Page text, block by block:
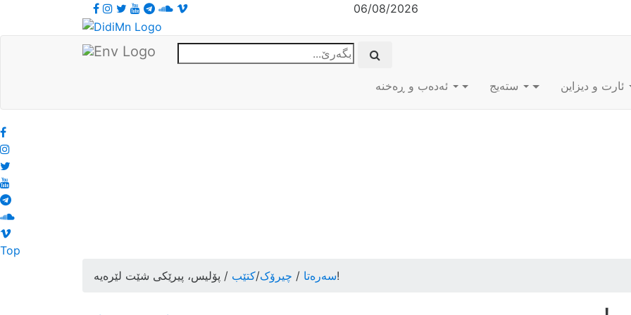
06/08/2026
ئارت و دیزاین
Top
سەرەتا / چیرۆک/کتێب / پۆلیس، پیرێکی شێت لێرەیە!